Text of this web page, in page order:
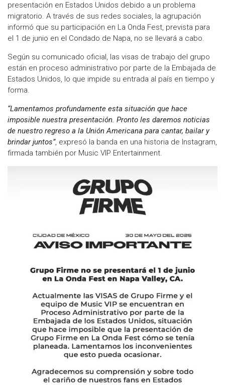
presentación en Estados Unidos debido a un problema
migratorio. A través de sus redes sociales, la agrupación
informó que su participación en La Onda Fest, prevista para
el 1 de junio en el Condado de Napa, no se llevará a cabo.
Según su comunicado oficial, las visas de trabajo del grupo
están en proceso administrativo por parte de la Embajada de
Estados Unidos, lo que impide su entrada al país en tiempo y
forma.
“Lamentamos profundamente esta situación que hace
imposible nuestra presentación. Pronto les daremos noticias
de nuestro regreso a la Unión Americana para cantar, bailar y
brindar juntos”, expresó la banda en una historia de Instagram,
firmada también por Music VIP Entertainment.